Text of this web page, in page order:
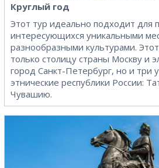
Круглый год
Этот тур идеально подходит для
интересующихся уникальными
разнообразными культурами.
только столицу страны Москву и
город Санкт-Петербург, но и три
этнические республики России:
Чувашию.